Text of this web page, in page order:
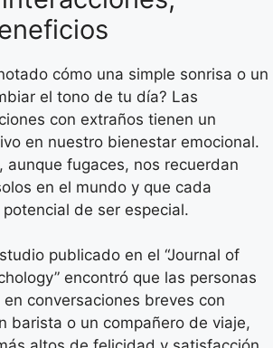
cómo una simple sonrisa o un
el tono de tu día? Las
con extraños tienen un
en nuestro bienestar emocional.
aunque fugaces, nos recuerdan
en el mundo y que cada
de ser especial.
publicado en el “Journal of
encontró que las personas
conversaciones breves con
barista o un compañero de viaje,